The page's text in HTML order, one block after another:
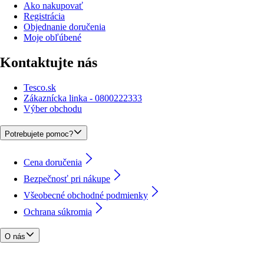
Ako nakupovať
Registrácia
Objednanie doručenia
Moje obľúbené
Kontaktujte nás
Tesco.sk
Zákaznícka linka - 0800222333
Výber obchodu
Potrebujete pomoc?
Cena doručenia
Bezpečnosť pri nákupe
Všeobecné obchodné podmienky
Ochrana súkromia
O nás